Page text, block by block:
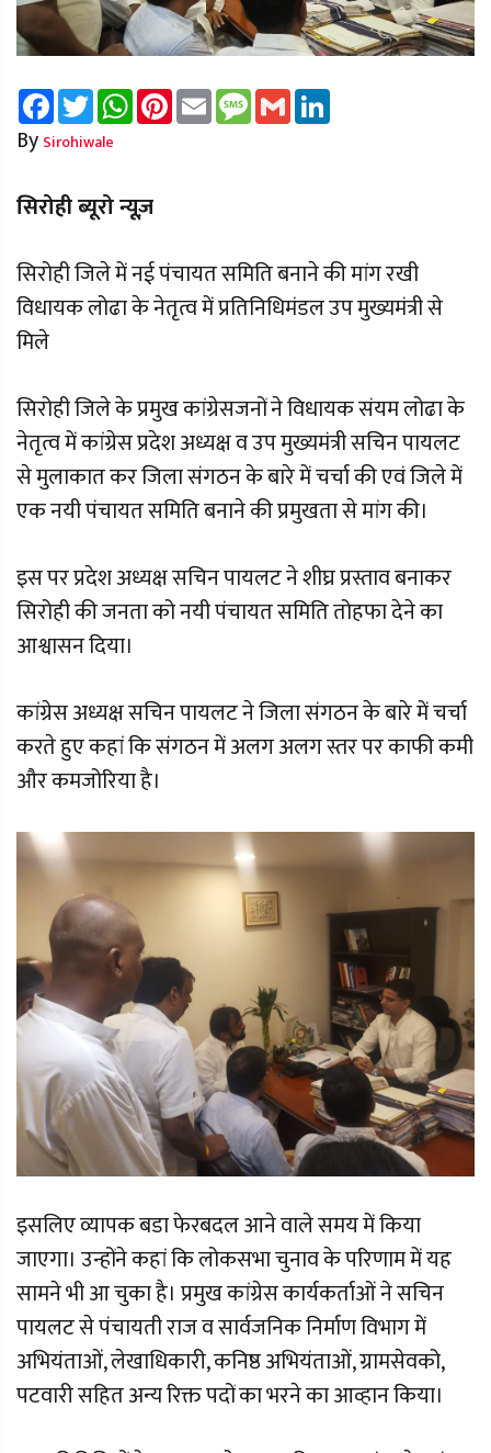
FacebookTwitterWhatsAppPinterest
Email Message
Gmail
By Sirohiwale
सिरोही ब्यूरो न्यूज़
सिरोही जिले में नई पंचायत समिति बनाने की मांग रखी
विधायक लोढा के नेतृत्व में प्रतिनिधिमंडल उप मुख्यमंत्री से
मिले
सिरोही जिले के प्रमुख कांग्रेसजनों ने विधायक संयम लोढा के
नेतृत्व में कांग्रेस प्रदेश अध्यक्ष व उप मुख्यमंत्री सचिन पायलट
से मुलाकात कर जिला संगठन के बारे में चर्चा की एवं जिले में
एक नयी पंचायत समिति बनाने की प्रमुखता से मांग की।
इस पर प्रदेश अध्यक्ष सचिन पायलट ने शीघ्र प्रस्ताव बनाकर
सिरोही की जनता को नयी पंचायत समिति तोहफा देने का
आश्वासन दिया।
कांग्रेस अध्यक्ष सचिन पायलट ने जिला संगठन के बारे में चर्चा
करते हुए कहां कि संगठन में अलग अलग स्तर पर काफी कमी
और कमजोरिया है।
इसलिए व्यापक बडा फेरबदल आने वाले समय में किया
जाएगा। उन्होंने कहां कि लोकसभा चुनाव के परिणाम में यह
सामने भी आ चुका है। प्रमुख कांग्रेस कार्यकर्ताओं ने सचिन
पायलट से पंचायती राज व सार्वजनिक निर्माण विभाग में
अभियंताओं, लेखाधिकारी, कनिष्ठ अभियंताओं, ग्रामसेवको,
पटवारी सहित अन्य रिक्त पदों का भरने का आव्हान किया।